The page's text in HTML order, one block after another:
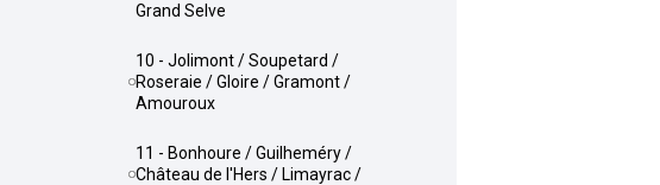
Grand Selve
10 - Jolimont / Soupetard /
Roseraie / Gloire / Gramont /
Amouroux
11 - Bonhoure / Guilheméry /
Château de l'Hers / Limayrac /